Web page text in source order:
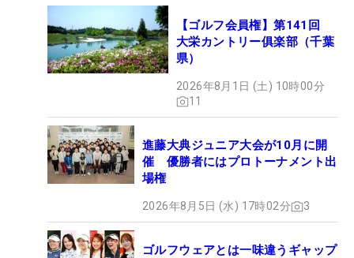
【ゴルフ会員権】第141回
大栄カントリー俱楽部（千葉
県）
2026年8月1日 (土) 10時00分
11
進藤大典ジュニア大会が10月に開
催 優勝者にはプロトーナメント出
場権
2026年8月5日 (水) 17時02分 3
ゴルフウェアとは一味違うギャップ